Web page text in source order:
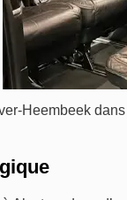
Heembeek